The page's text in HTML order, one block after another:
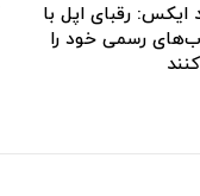
ایکس: رقبای اپل با
رسمی خود را